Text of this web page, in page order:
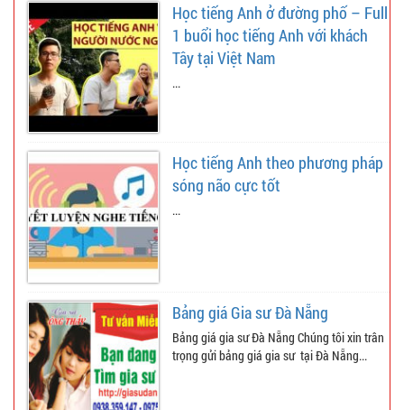
Học tiếng Anh ở đường phố – Full
1 buổi học tiếng Anh với khách
Tây tại Việt Nam
...
Học tiếng Anh theo phương pháp
sóng não cực tốt
...
Bảng giá Gia sư Đà Nẵng
Bảng giá gia sư Đà Nẵng Chúng tôi xin trân
trọng gửi bảng giá gia sư tại Đà Nẵng...